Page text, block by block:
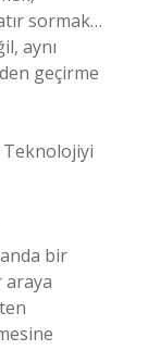
sormak…
aynı
geçirme
Teknolojiyi
bir
araya